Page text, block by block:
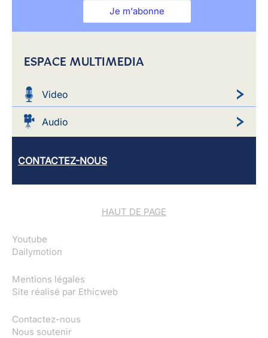
Je m'abonne
ESPACE MULTIMEDIA
Video
Audio
CONTACTEZ-NOUS
HAUT DE PAGE
Youtube
Dailymotion
Mentions légales
Site réalisé par Ethicweb
Contactez-nous
Nous soutenir